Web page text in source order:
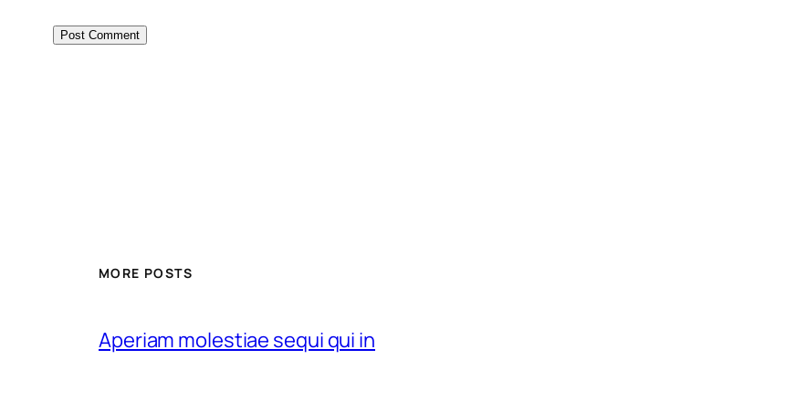
MORE POSTS
Aperiam molestiae sequi qui in